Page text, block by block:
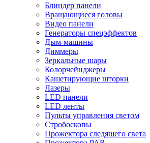
Блиндер панели
Вращающиеся головы
Видео панели
Генераторы спецэффектов
Дым-машины
Диммеры
Зеркальные шары
Колорчейнджеры
Кашетирующие шторки
Лазеры
LED панели
LED ленты
Пульты управления светом
Стробоскопы
Прожектора следящего света